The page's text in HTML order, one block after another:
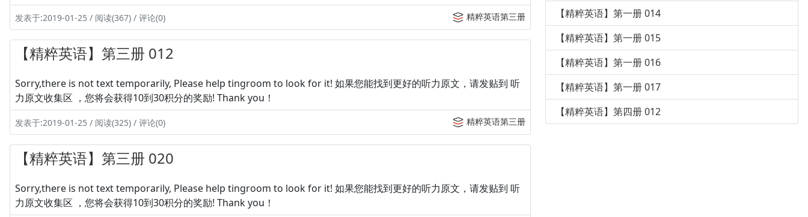
发表于:2019-01-25 / 阅读(367) / 评论(0) 精粹英语第三册
【精粹英语】第三册 012
Sorry,there is not text temporarily, Please help tingroom to look for it! 如果您能找到更好的听力原文，请发贴到 听
力原文收集区 ，您将会获得10到30积分的奖励! Thank you！
发表于:2019-01-25 / 阅读(325) / 评论(0) 精粹英语第三册
【精粹英语】第三册 020
Sorry,there is not text temporarily, Please help tingroom to look for it! 如果您能找到更好的听力原文，请发贴到 听
力原文收集区 ，您将会获得10到30积分的奖励! Thank you！
【精粹英语】第一册 014
【精粹英语】第一册 015
【精粹英语】第一册 016
【精粹英语】第一册 017
【精粹英语】第四册 012